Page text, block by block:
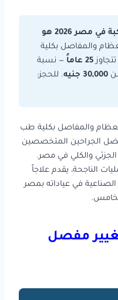
افضل دكتور تغيير مفصل الركبة في مصر 2026 هو
والمفاصل بكلية
25 عاماً
— نسبة
30,000 جنيه
. للحجز:
والمفاصل بكلية طب
الجراحين المتخصصين
والكلي في مصر.
العمليات الناجحة، يقدم علاجاً
في عياداته بمصر
مفصل